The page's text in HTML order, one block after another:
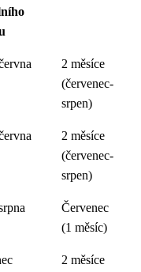
2 měsíce
(červenec-
srpen)
2 měsíce
(červenec-
srpen)
Červenec
(1 měsíc)
2 měsíce